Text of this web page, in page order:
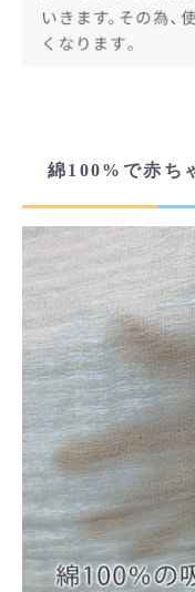
綿100%で赤ち